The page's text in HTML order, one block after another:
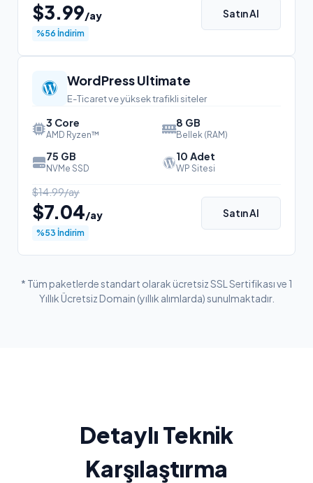
$3.99/ay
%56 İndirim
Satın Al
WordPress Ultimate
E-Ticaret ve yüksek trafikli siteler
3 Core
AMD Ryzen™
8 GB
Bellek (RAM)
75 GB
NVMe SSD
10 Adet
WP Sitesi
$14.99/ay
$7.04/ay
%53 İndirim
Satın Al
* Tüm paketlerde standart olarak ücretsiz SSL Sertifikası ve 1
Yıllık Ücretsiz Domain (yıllık alımlarda) sunulmaktadır.
Detaylı Teknik
Karşılaştırma